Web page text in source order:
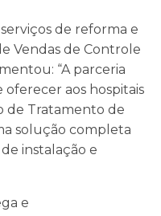
de reforma e
Vendas de Controle
“A parceria
aos hospitais
de Tratamento de
solução completa
instalação e
e